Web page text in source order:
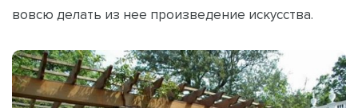
вовсю делать из нее произведение искусства.